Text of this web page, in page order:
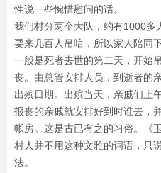
性说一些惋惜慰问的话。
我们村分两个大队，约有1000多
要来几百人吊唁，所以家人陪同
一般是死者去世的第二天，开始
丧。由总管安排人员，到逝者的
出殡日期。出殡当天，亲戚们上
报丧的亲戚就安排好到时谁去，
帐房。这是古已有之的习俗。《
村人并不用这种文雅的词语，只
法。